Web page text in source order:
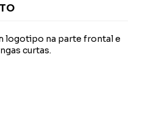
logotipo na parte frontal e
curtas.